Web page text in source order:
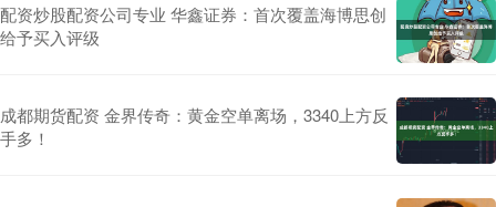
配资炒股配资公司专业 华鑫证券：首次覆盖海博思创
给予买入评级
成都期货配资 金界传奇：黄金空单离场，3340上方反
手多！